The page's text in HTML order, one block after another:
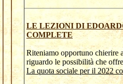
LE LEZIONI DI
COMPLETE
Riteniamo opportuno chierire
riguardo le possibilità che
La quota sociale per il 2022